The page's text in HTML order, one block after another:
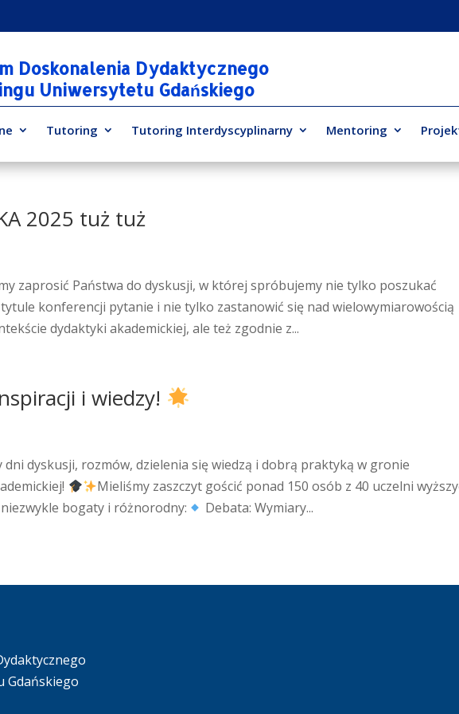
Doskonalenia Dydaktycznego
Uniwersytetu Gdańskiego
Tutoring Tutoring Interdyscyplinarny Mentoring
2025 tuż tuż
zaprosić Państwa do dyskusji, w której spróbujemy nie tylko poszukać
konferencji pytanie i nie tylko zastanowić się nad wielowymiarowością
dydaktyki akademickiej, ale też zgodnie z...
i wiedzy!
dni dyskusji, rozmów, dzielenia się wiedzą i dobrą praktyką w gronie
Mieliśmy zaszczyt gościć ponad 150 osób z 40 uczelni
bogaty i różnorodny:
Debata: Wymiary...
Gdańskiego